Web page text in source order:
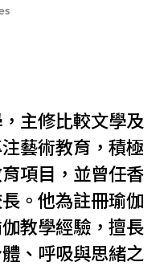
主修比較文學及
藝術教育，積極
項目，並曾任香
。他為註冊瑜伽
教學經驗，擅長
、呼吸與思緒之